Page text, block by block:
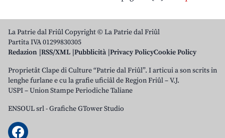
La Patrie dal Friûl Copyright © La Patrie dal Friûl
Partita IVA 01299830305
Redazion RSS/XML Pubblicità Privacy PolicyCookie Policy
Proprietât Clape di Culture “Patrie dal Friûl”. I articui a son scrits in
lenghe furlane e cu la grafie uficiâl de Regjon Friûl – V.J.
USPI – Union Stampe Periodiche Taliane
ENSOUL srl-Grafiche GTower Studio